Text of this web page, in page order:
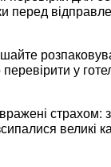
перед
у
досвідченої
страхом:
великі